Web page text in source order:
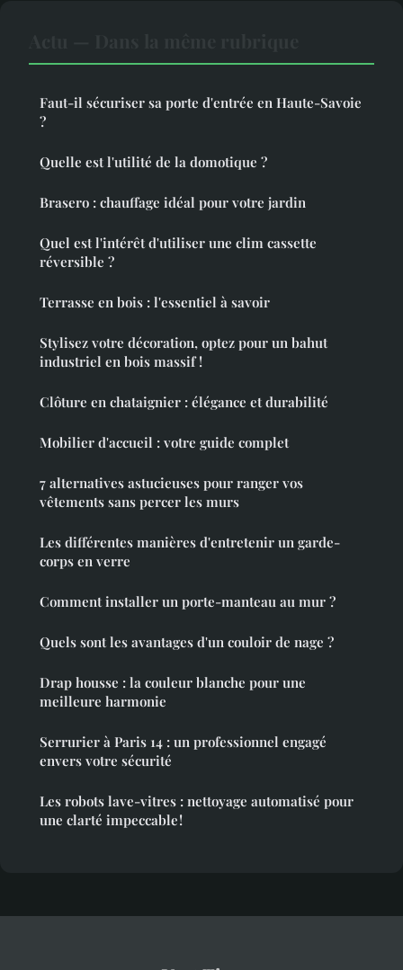
Faut-il sécuriser sa porte d'entrée en Haute-Savoie
?
Quelle est l'utilité de la domotique ?
Brasero : chauffage idéal pour votre jardin
Quel est l'intérêt d'utiliser une clim cassette
réversible ?
Terrasse en bois : l'essentiel à savoir
Stylisez votre décoration, optez pour un bahut
industriel en bois massif !
Clôture en chataignier : élégance et durabilité
Mobilier d'accueil : votre guide complet
7 alternatives astucieuses pour ranger vos
vêtements sans percer les murs
Les différentes manières d'entretenir un garde-
corps en verre
Comment installer un porte-manteau au mur ?
Quels sont les avantages d'un couloir de nage ?
Drap housse : la couleur blanche pour une
meilleure harmonie
Serrurier à Paris 14 : un professionnel engagé
envers votre sécurité
Les robots lave-vitres : nettoyage automatisé pour
une clarté impeccable !